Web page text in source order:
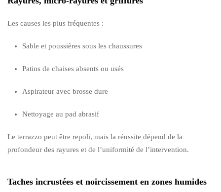
Les causes les plus fréquentes :
Sable et poussières sous les chaussures
Patins de chaises absents ou usés
Aspirateur avec brosse dure
Nettoyage au pad abrasif
Le terrazzo peut être repoli, mais la réussite dépend de la
profondeur des rayures et de l’uniformité de l’intervention.
Taches incrustées et noircissement en zones humides